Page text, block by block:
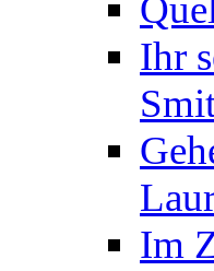
Ihr
Im